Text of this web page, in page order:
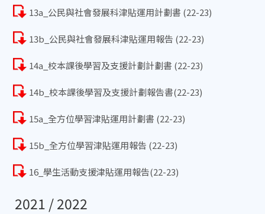
13a_公民與社會發展科津貼運用計劃書 (22-23)
13b_公民與社會發展科津貼運用報告 (22-23)
14a_校本課後學習及支援計劃計劃書 (22-23)
14b_校本課後學習及支援計劃報告書(22-23)
15a_全方位學習津貼運用計劃書 (22-23)
15b_全方位學習津貼運用報告 (22-23)
16_學生活動支援津貼運用報告(22-23)
2021 / 2022